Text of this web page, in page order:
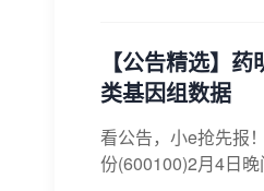
【公告精选】
类基因组数据
看公告，小e抢先报
份(600100)2月4日